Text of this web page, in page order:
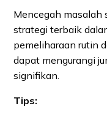
Mencegah masalah
strategi terbaik
pemeliharaan rutin
dapat mengurangi
signifikan.
Tips: